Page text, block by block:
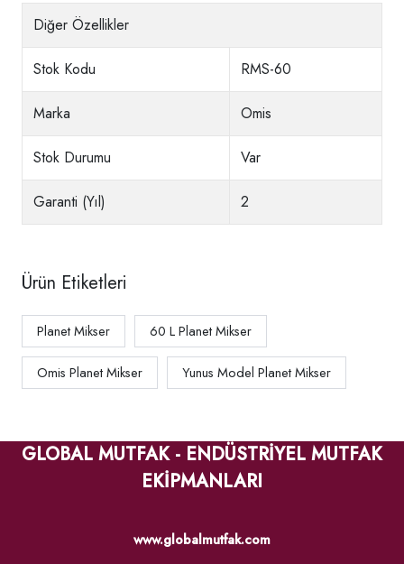
Diğer Özellikler
Stok Kodu RMS-60
Marka Omis
Stok Durumu Var
Garanti (Yıl) 2
Ürün Etiketleri
Planet Mikser 60 L Planet Mikser
Omis Planet Mikser Yunus Model Planet Mikser
GLOBAL MUTFAK - ENDÜSTRİYEL MUTFAK
EKİPMANLARI
www.globalmutfak.com